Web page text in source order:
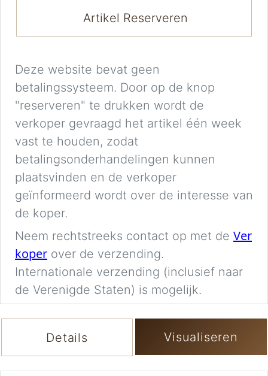
Artikel Reserveren
Deze website bevat geen
betalingssysteem. Door op de knop
"reserveren" te drukken wordt de
verkoper gevraagd het artikel één week
vast te houden, zodat
betalingsonderhandelingen kunnen
plaatsvinden en de verkoper
geïnformeerd wordt over de interesse van
de koper.
Neem rechtstreeks contact op met de Ver
koper over de verzending.
Internationale verzending (inclusief naar
de Verenigde Staten) is mogelijk.
Details Visualiseren